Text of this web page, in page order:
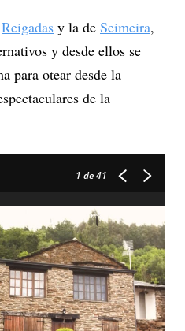
Reigadas y la de Seimeira,
y desde ellos se
para otear desde la
de la
1 de 41